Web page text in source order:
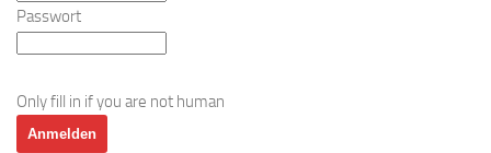
Passwort
Only fill in if you are not human